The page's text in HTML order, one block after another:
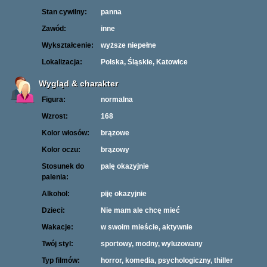
Stan cywilny:
panna
Zawód:
inne
Wykształcenie:
wyższe niepełne
Lokalizacja:
Polska, Śląskie, Katowice
Wygląd & charakter
Figura:
normalna
Wzrost:
168
Kolor włosów:
brązowe
Kolor oczu:
brązowy
Stosunek do
palenia:
palę okazyjnie
Alkohol:
piję okazyjnie
Dzieci:
Nie mam ale chcę mieć
Wakacje:
w swoim mieście, aktywnie
Twój styl:
sportowy, modny, wyluzowany
Typ filmów:
horror, komedia, psychologiczny, thiller